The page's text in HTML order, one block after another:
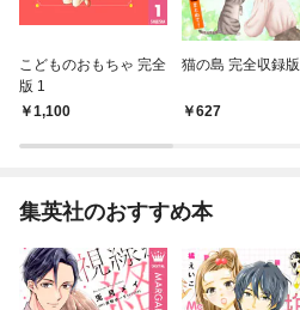
こどものおもちゃ 完全
版 1
1,100
猫の島 完全収録版
627
集英社のおすすめ本